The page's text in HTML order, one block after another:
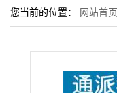
您当前的位置： 网站首页